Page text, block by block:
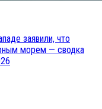
заявили, что
морем — сводка